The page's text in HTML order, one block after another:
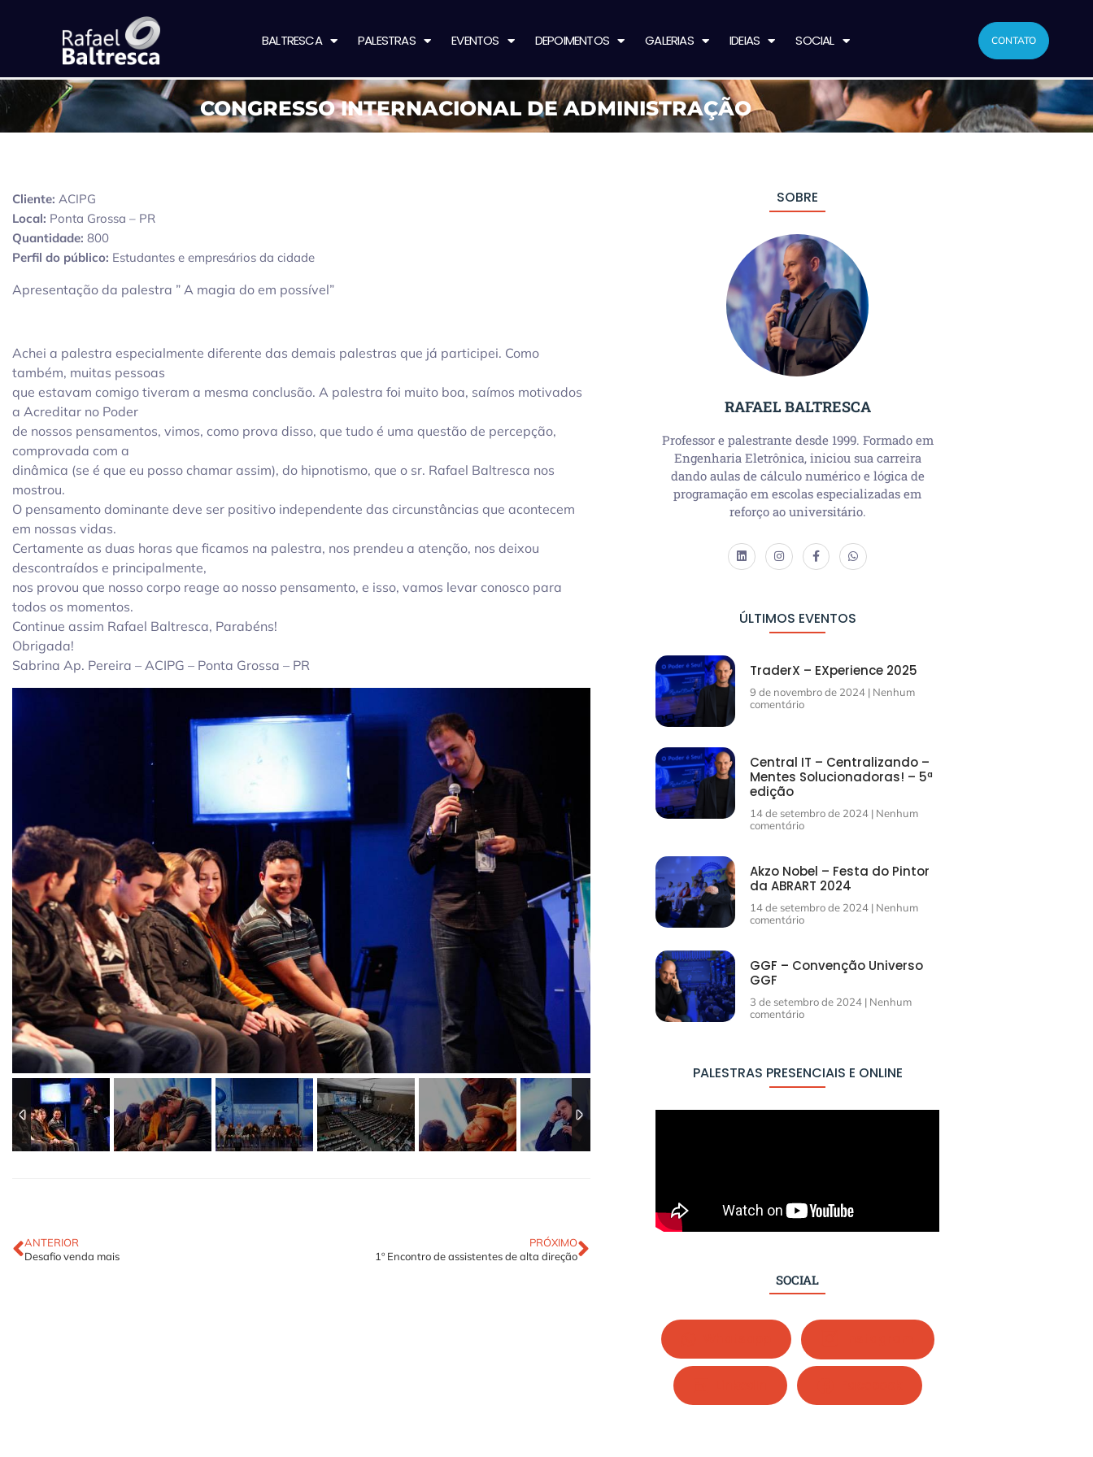
BALTRESCA PALESTRAS EVENTOS DEPOIMENTOS GALERIAS IDEIAS SOCIAL CONTATO
CONGRESSO INTERNACIONAL DE ADMINISTRAÇÃO
Cliente: ACIPG
Local: Ponta Grossa – PR
Quantidade: 800
Perfil do público: Estudantes e empresários da cidade
Apresentação da palestra ” A magia do em possível”
Achei a palestra especialmente diferente das demais palestras que já participei. Como
também, muitas pessoas
que estavam comigo tiveram a mesma conclusão. A palestra foi muito boa, saímos motivados
a Acreditar no Poder
de nossos pensamentos, vimos, como prova disso, que tudo é uma questão de percepção,
comprovada com a
dinâmica (se é que eu posso chamar assim), do hipnotismo, que o sr. Rafael Baltresca nos
mostrou.
O pensamento dominante deve ser positivo independente das circunstâncias que acontecem
em nossas vidas.
Certamente as duas horas que ficamos na palestra, nos prendeu a atenção, nos deixou
descontraídos e principalmente,
nos provou que nosso corpo reage ao nosso pensamento, e isso, vamos levar conosco para
todos os momentos.
Continue assim Rafael Baltresca, Parabéns!
Obrigada!
Sabrina Ap. Pereira – ACIPG – Ponta Grossa – PR
ANTERIOR
Desafio venda mais
PRÓXIMO
1º Encontro de assistentes de alta direção
SOBRE
RAFAEL BALTRESCA
Professor e palestrante desde 1999. Formado em
Engenharia Eletrônica, iniciou sua carreira
dando aulas de cálculo numérico e lógica de
programação em escolas especializadas em
reforço ao universitário.
ÚLTIMOS EVENTOS
TraderX – EXperience 2025
9 de novembro de 2024 Nenhum
comentário
Central IT – Centralizando –
Mentes Solucionadoras! – 5ª
edição
14 de setembro de 2024 Nenhum
comentário
Akzo Nobel – Festa do Pintor
da ABRART 2024
14 de setembro de 2024 Nenhum
comentário
GGF – Convenção Universo
GGF
3 de setembro de 2024 Nenhum
comentário
PALESTRAS PRESENCIAIS E ONLINE
SOCIAL